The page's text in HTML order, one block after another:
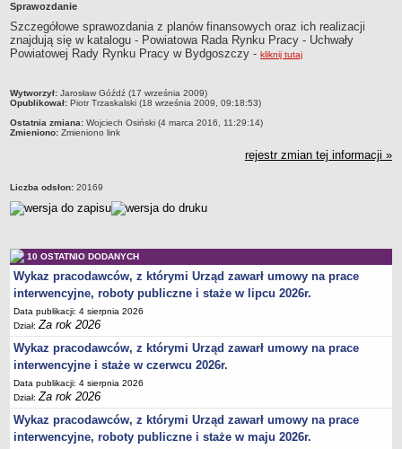
Godziny pracy Urzędu
Obwieszczenia
DEKLARACJA DOSTĘPNOŚCI
POWIATOWY URZĄD PRACY
Dane teleadresowe
Kompetencje komórek organizacyjnych
Ogłoszenia o naborze kandydatów do pracy w PUP Bydgoszcz
Ochrona Danych Osobowych
Sygnaliści
Wykaz spraw
Gdzie załatwić sprawę
Rejestry, ewidencje i archiwa
Dostęp do Informacji Publicznej
AKTY PRAWNE
Akty prawne dotyczące bezrobocia i rynku pracy
Sprawozdanie
Szczegółowe sprawozdania z planów finansowych oraz ich realizacji
znajdują się w katalogu - Powiatowa Rada Rynku Pracy - Uchwały
Powiatowej Rady Rynku Pracy w Bydgoszczy -kliknij tutaj
metryczka
Wytworzył: Jarosław Góźdź (17 września 2009)
Opublikował: Piotr Trzaskalski (18 września 2009, 09:18:53)
Ostatnia zmiana: Wojciech Osiński (4 marca 2016, 11:29:14)
Zmieniono: Zmieniono link
rejestr zmian tej informacji »
Liczba odsłon: 20169
10 OSTATNIO DODANYCH
Wykaz pracodawców, z którymi Urząd zawarł umowy na prace
interwencyjne, roboty publiczne i staże w lipcu 2026r.
Data publikacji: 4 sierpnia 2026
Dział:Za rok 2026
Wykaz pracodawców, z którymi Urząd zawarł umowy na prace
interwencyjne i staże w czerwcu 2026r.
Data publikacji: 4 sierpnia 2026
Dział:Za rok 2026
Wykaz pracodawców, z którymi Urząd zawarł umowy na prace
interwencyjne, roboty publiczne i staże w maju 2026r.